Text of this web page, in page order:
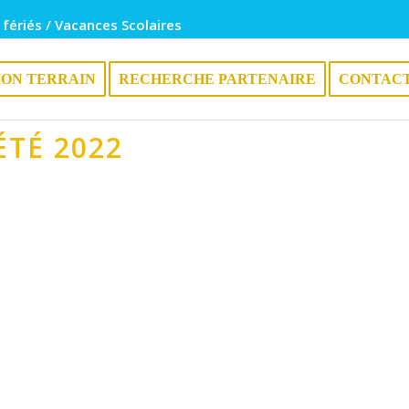
/ Vacances Scolaires
TERRAIN RECHERCHE PARTENAIRE
2022